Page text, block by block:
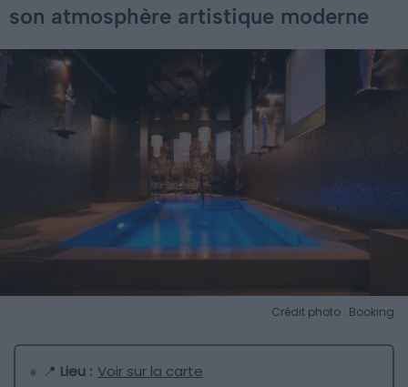
son atmosphère artistique moderne
Crédit photo : Booking
📍 Lieu : Voir sur la carte